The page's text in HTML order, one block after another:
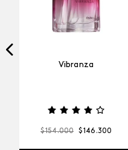
Vibranza
$154.000 $146 .300